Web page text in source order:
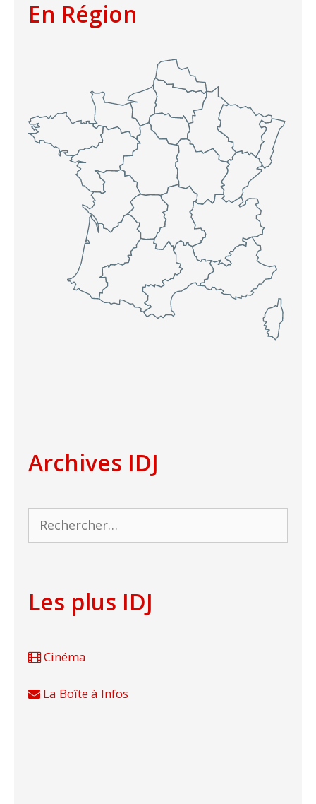
En Région
Archives IDJ
Rechercher :
Les plus IDJ
Cinéma
La Boîte à Infos